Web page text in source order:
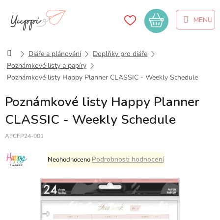
obsah
Nákupní
košík
DomůDiáře a plánování
Doplňky pro diáře
Poznámkové listy a papíry
Poznámkové listy Happy Planner CLASSIC - Weekly Schedule
Poznámkové listy Happy Planner
CLASSIC - Weekly Schedule
AFCFP24-001
Průměrné
hodnocení
je
0,0
z
5
NeohodnocenoPodrobnosti hodnocení